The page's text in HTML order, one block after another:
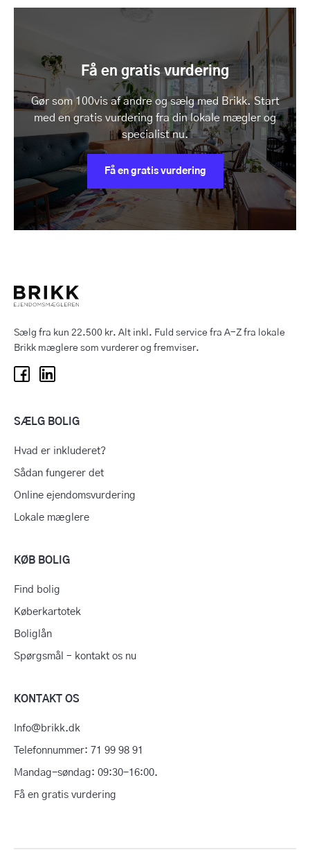
Få en gratis vurdering
Gør som 100vis af andre og sælg med Brikk. Start
med en gratis vurdering fra din lokale mægler og
specialist nu.
Få en gratis vurdering
Sælg fra kun 22.500 kr. Alt inkl. Fuld service fra A-Z fra lokale
Brikk mæglere som vurderer og fremviser.
SÆLG BOLIG
Hvad er inkluderet?
Sådan fungerer det
Online ejendomsvurdering
Lokale mæglere
KØB BOLIG
Find bolig
Køberkartotek
Boliglån
Spørgsmål – kontakt os nu
KONTAKT OS
Info@brikk.dk
Telefonnummer: 71 99 98 91
Mandag-søndag: 09:30-16:00.
Få en gratis vurdering